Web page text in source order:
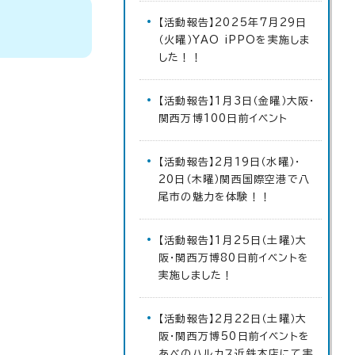
【活動報告】2025年7月29日
（火曜）YAO iPPOを実施しま
した！！
【活動報告】1月3日（金曜）大阪・
関西万博100日前イベント
【活動報告】2月19日（水曜）・
20日（木曜）関西国際空港で八
尾市の魅力を体験！！
【活動報告】1月25日（土曜）大
阪・関西万博80日前イベントを
実施しました！
【活動報告】2月22日（土曜）大
阪・関西万博50日前イベントを